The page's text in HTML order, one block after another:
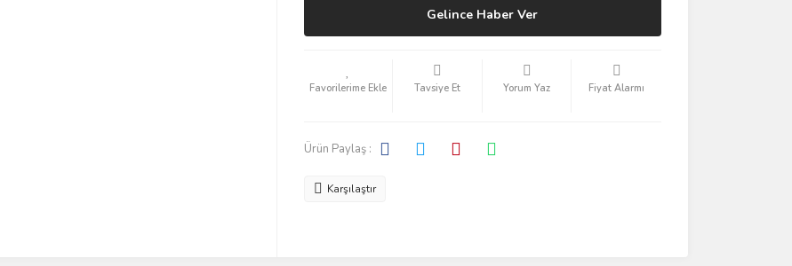
Gelince Haber Ver
Tavsiye Et Yorum Yaz Fiyat Alarmı
Ürün Paylaş :
Karşılaştır